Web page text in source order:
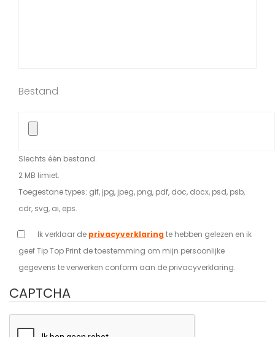
Bestand
Slechts één bestand.
2 MB limiet.
Toegestane types: gif, jpg, jpeg, png, pdf, doc, docx, psd, psb,
cdr, svg, ai, eps.
PolicyIk verklaar de privacyverklaringte hebben gelezen en ik
geef Tip Top Print de toestemming om mijn persoonlijke
gegevens te verwerken conform aan de privacyverklaring.
CAPTCHA